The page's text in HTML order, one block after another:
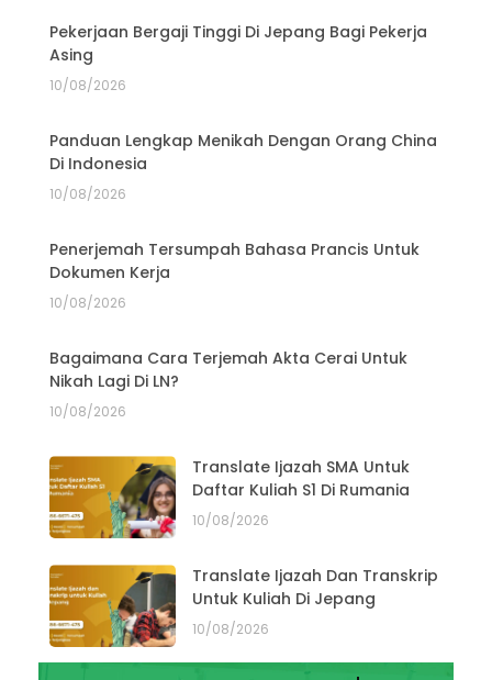
Pekerjaan Bergaji Tinggi Di Jepang Bagi Pekerja
Asing
10/08/2026
Panduan Lengkap Menikah Dengan Orang China
Di Indonesia
10/08/2026
Penerjemah Tersumpah Bahasa Prancis Untuk
Dokumen Kerja
10/08/2026
Bagaimana Cara Terjemah Akta Cerai Untuk
Nikah Lagi Di LN?
10/08/2026
Translate Ijazah SMA Untuk
Daftar Kuliah S1 Di Rumania
10/08/2026
Translate Ijazah Dan Transkrip
Untuk Kuliah Di Jepang
10/08/2026